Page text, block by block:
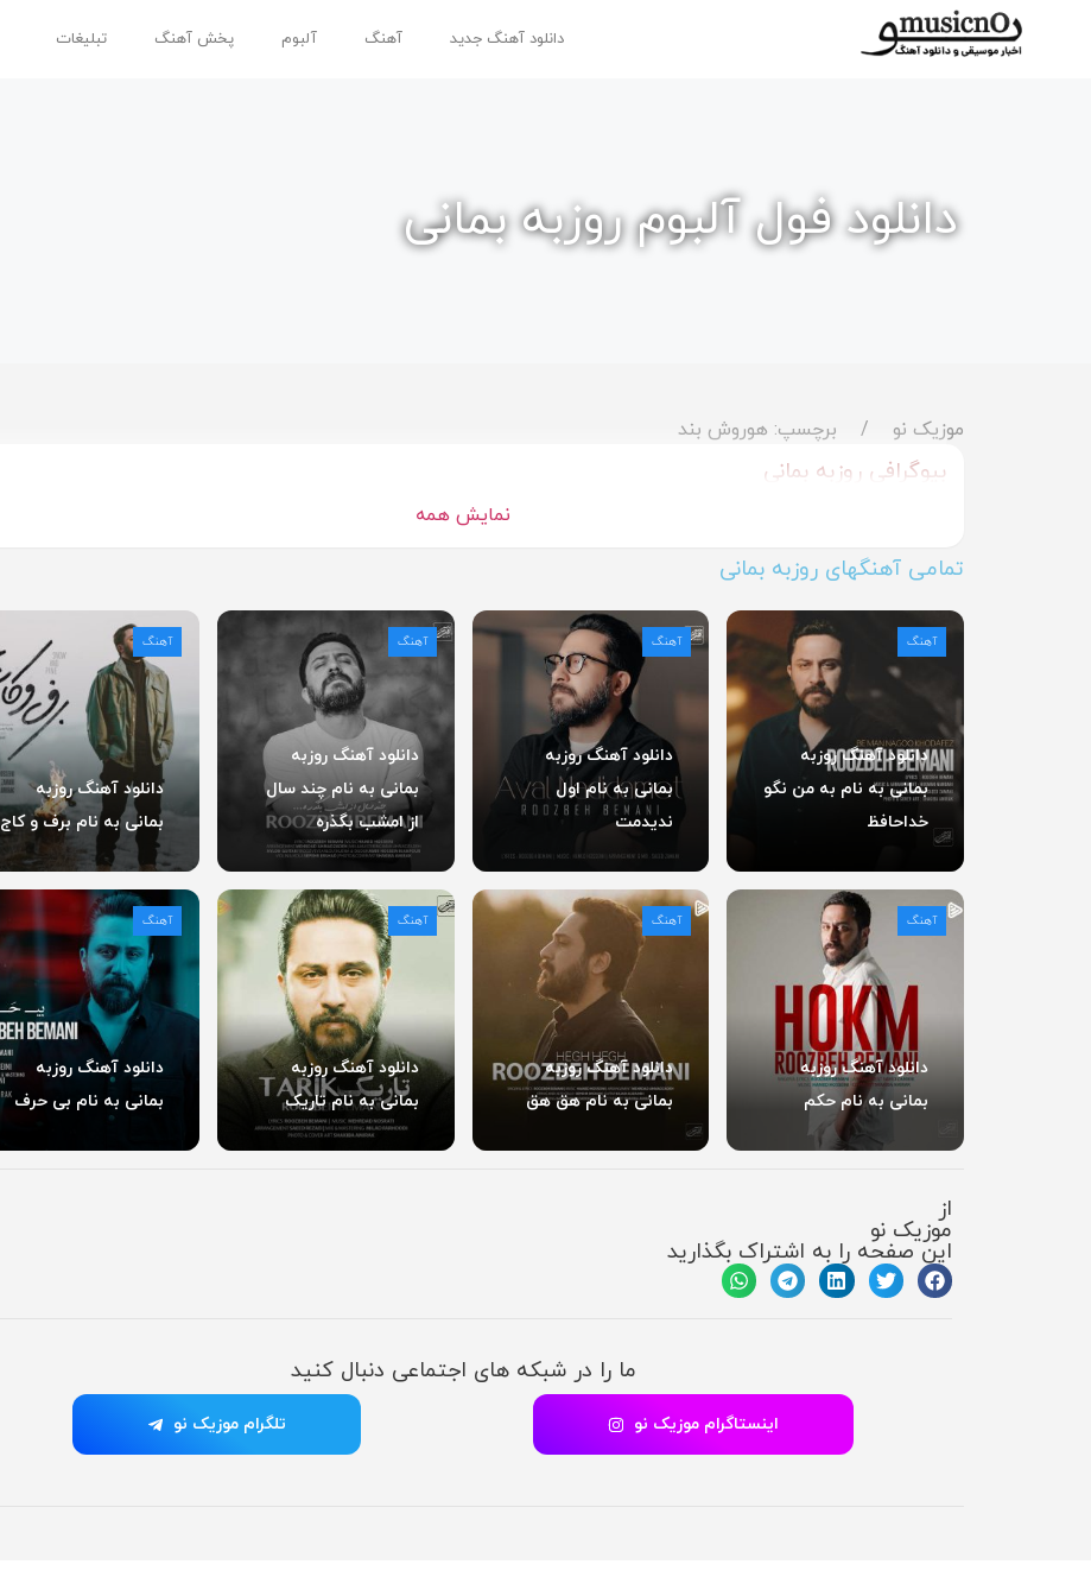
دانلود آهنگ جدید آهنگ آلبوم پخش آهنگ تبلیغات
دانلود فول آلبوم روزبه بمانی
موزیک نو برچسپ: هوروش بند
بیوگرافی روزبه بمانی
نمایش همه
تمامی آهنگهای روزبه بمانی
دانلود آهنگ روزبه
بمانی به نام به من نگو
خداحافظ
آهنگ
دانلود آهنگ روزبه
بمانی به نام اول
ندیدمت
آهنگ
دانلود آهنگ روزبه
بمانی به نام چند سال
از امشب بگذره
آهنگ
دانلود آهنگ روزبه
بمانی به نام برف و کاج
آهنگ
دانلود آهنگ روزبه
بمانی به نام حکم
آهنگ
دانلود آهنگ روزبه
بمانی به نام هق هق
آهنگ
دانلود آهنگ روزبه
بمانی به نام تاریک
آهنگ
دانلود آهنگ روزبه
بمانی به نام بی حرف
آهنگ
از
موزیک نو
این صفحه را به اشتراک بگذارید
ما را در شبکه های اجتماعی دنبال کنید
اینستاگرام موزیک نو تلگرام موزیک نو